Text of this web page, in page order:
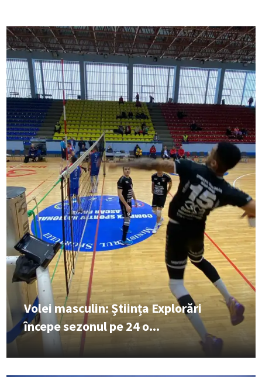
Volei masculin: Știința Explorări
începe sezonul pe 24 o...